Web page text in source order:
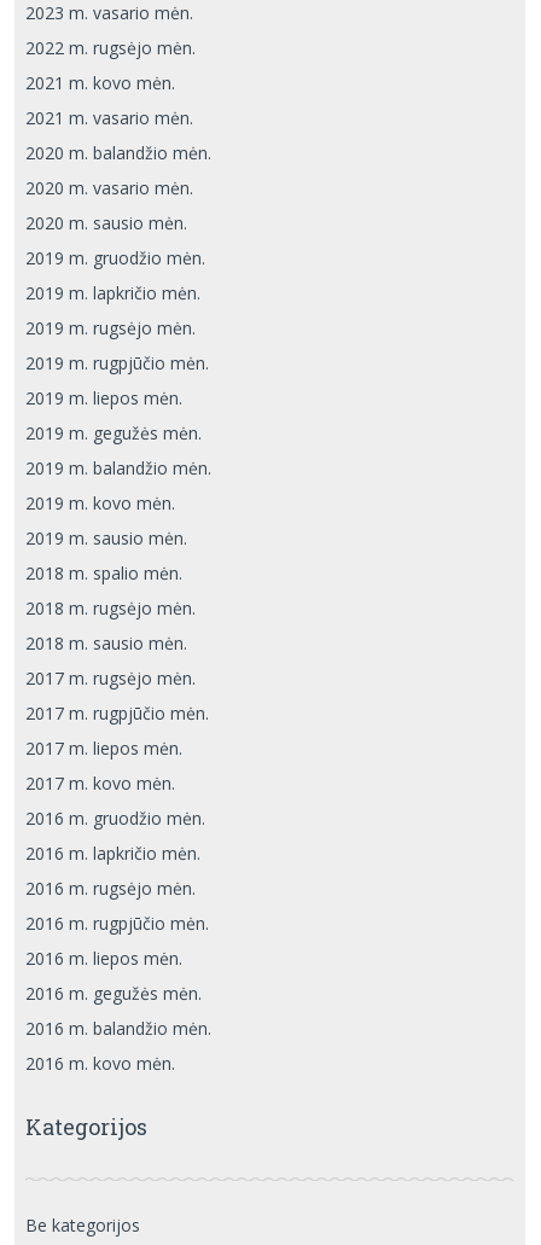
2023 m. vasario mėn.
2022 m. rugsėjo mėn.
2021 m. kovo mėn.
2021 m. vasario mėn.
2020 m. balandžio mėn.
2020 m. vasario mėn.
2020 m. sausio mėn.
2019 m. gruodžio mėn.
2019 m. lapkričio mėn.
2019 m. rugsėjo mėn.
2019 m. rugpjūčio mėn.
2019 m. liepos mėn.
2019 m. gegužės mėn.
2019 m. balandžio mėn.
2019 m. kovo mėn.
2019 m. sausio mėn.
2018 m. spalio mėn.
2018 m. rugsėjo mėn.
2018 m. sausio mėn.
2017 m. rugsėjo mėn.
2017 m. rugpjūčio mėn.
2017 m. liepos mėn.
2017 m. kovo mėn.
2016 m. gruodžio mėn.
2016 m. lapkričio mėn.
2016 m. rugsėjo mėn.
2016 m. rugpjūčio mėn.
2016 m. liepos mėn.
2016 m. gegužės mėn.
2016 m. balandžio mėn.
2016 m. kovo mėn.
Kategorijos
Be kategorijos